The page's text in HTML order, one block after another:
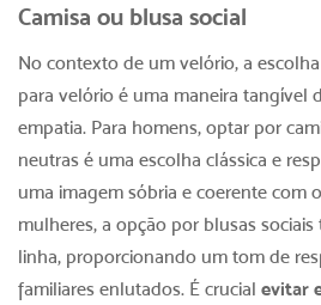
Camisa ou blusa social
No contexto de um velório, a
para velório é uma maneira tangível
empatia. Para homens, optar por
neutras é uma escolha clássica e
uma imagem sóbria e coerente com
mulheres, a opção por blusas sociais
linha, proporcionando um tom de
familiares enlutados. É crucial evitar